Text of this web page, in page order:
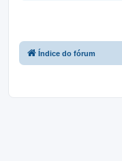
Índice do fórum